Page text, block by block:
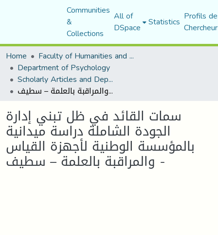
Communities
&
Collections
All of
DSpace Statistics Profils
Home
Faculty of Humanities and Social Sciences
Department of Psychology
Scholarly Articles and Department Publications
سمات القائد في ظل تبني إدارة الجودة الشاملة دراسة ميدانية بالمؤسسة الوطنية لأجهزة القياس والمراقبة بالعلمة – سطيف -
سمات القائد في ظل تبني إدارة
الجودة الشاملة دراسة ميدانية
بالمؤسسة الوطنية لأجهزة القياس
والمراقبة بالعلمة – سطيف -